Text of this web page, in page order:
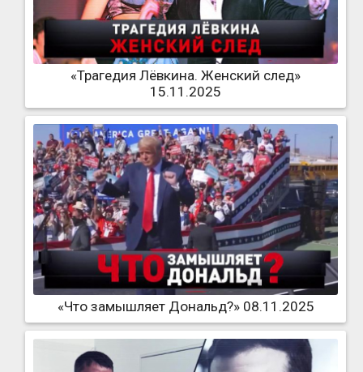
«Трагедия Лёвкина. Женский след»
15.11.2025
«Что замышляет Дональд?» 08.11.2025